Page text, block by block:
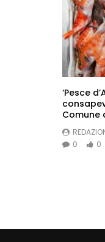
‘Pesce
Comune
0
0